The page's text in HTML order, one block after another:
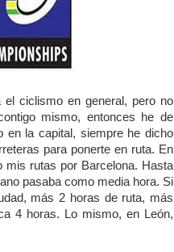
ciclismo en general, pero no
mismo, entonces he de
en la capital, siempre he dicho
para ponerte en ruta. En
mis rutas por Barcelona. Hasta
pasaba como media hora. Si
más 2 horas de ruta, más
4 horas. Lo mismo, en León,